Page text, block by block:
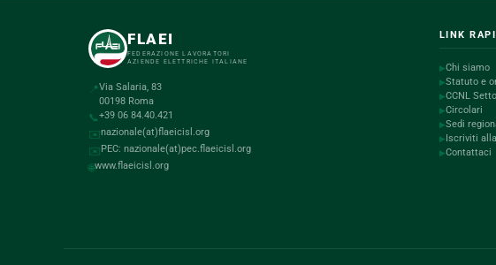
FLAEI
FEDERAZIONE LAVORATORI
AZIENDE ELETTRICHE ITALIANE
📍Via Salaria, 83
00198 Roma
📞+39 06 84.40.421
✉️nazionale(at)flaeicisl.org
✉️PEC: nazionale(at)pec.flaeicisl.org
🌐www.flaeicisl.org
LINK
▶Chi siamo
▶Statuto e
▶CCNL
▶Circolari
▶Sedi
▶ Iscriviti alla
▶Contattaci